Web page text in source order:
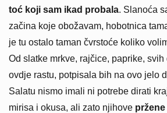
toć koji sam ikad probala. Slanoća
začina koje obožavam, hobotnica
je tu ostalo taman čvrstoće koliko
Od slatke mrkve, rajčice, paprike,
ovdje rastu, potpisala bih na ovo jelo
Salatu nismo imali ni potrebe dirati
mirisa i okusa, ali zato njihove